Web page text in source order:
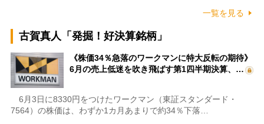
一覧を見る
古賀真人「発掘！好決算銘柄」
《株価34％急落のワークマンに特大反転の期待》
6月の売上低迷を吹き飛ばす第1四半期決算、…
6月3日に8330円をつけたワークマン（東証スタンダード・
7564）の株価は、わずか1カ月あまりで約34％下落…